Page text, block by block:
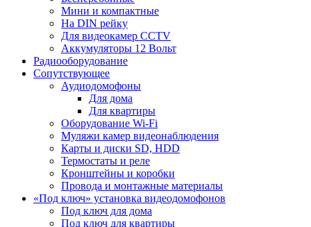
Мини и компактные
На DIN рейку
Для видеокамер CCTV
Аккумуляторы 12 Вольт
Радиооборудование
Сопутствующее
Аудиодомофоны
Для дома
Для квартиры
Оборудование Wi-Fi
Муляжи камер видеонаблюдения
Карты и диски SD, HDD
Термостаты и реле
Кронштейны и коробки
Провода и монтажные материалы
«Под ключ» установка видеодомофонов
Под ключ для дома
Под ключ для квартиры